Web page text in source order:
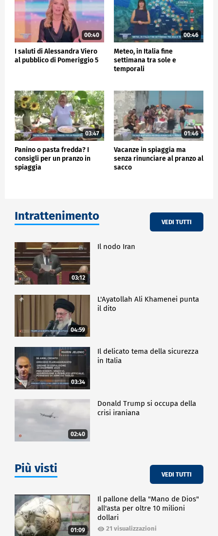
00:40
I saluti di Alessandra Viero
al pubblico di Pomeriggio 5
00:46
Meteo, in Italia fine
settimana tra sole e
temporali
03:47
Panino o pasta fredda? I
consigli per un pranzo in
spiaggia
01:46
Vacanze in spiaggia ma
senza rinunciare al pranzo al
sacco
Intrattenimento VEDI TUTTI
03:12
Il nodo Iran
04:59
L'Ayatollah Ali Khamenei punta
il dito
03:34
Il delicato tema della sicurezza
in Italia
02:40
Donald Trump si occupa della
crisi iraniana
Più visti VEDI TUTTI
01:09
Il pallone della "Mano de Dios"
all'asta per oltre 10 milioni
dollari
21 visualizzazioni